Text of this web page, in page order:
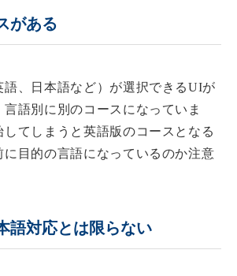
がある
語、日本語など）が選択できるUIが
語別に別のコースになっていま
てしまうと英語版のコースとなる
に目的の言語になっているのか注意
語対応とは限らない